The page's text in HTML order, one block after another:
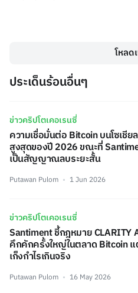
โหลด
ประเด็นร้อนอื่นๆ
ข่าวคริปโตเคอเรนซี่
ความเชื่อมั่นต่อ Bitcoin บนโซเชี
สูงสุดของปี 2026 ขณะที่
เป็นสัญญาณลบระยะสั้น
Putawan Pulom 1 Jun 2026
ข่าวคริปโตเคอเรนซี่
Santiment ชี้กฎหมาย CLARITY
คึกคักครั้งใหญ่ในตลาด Bitcoin แ
เก็งกำไรเกินจริง
Putawan Pulom 16 May 2026